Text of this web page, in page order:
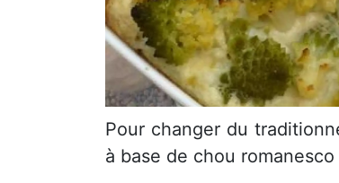
Pour changer du
à base de chou